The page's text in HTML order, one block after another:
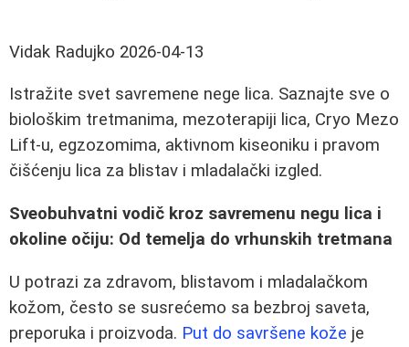
Vidak Radujko 2026-04-13
Istražite svet savremene nege lica. Saznajte sve o
biološkim tretmanima, mezoterapiji lica, Cryo Mezo
Lift-u, egzozomima, aktivnom kiseoniku i pravom
čišćenju lica za blistav i mladalački izgled.
Sveobuhvatni vodič kroz savremenu negu lica i
okoline očiju: Od temelja do vrhunskih tretmana
U potrazi za zdravom, blistavom i mladalačkom
kožom, često se susrećemo sa bezbroj saveta,
preporuka i proizvoda. Put do savršene kože je